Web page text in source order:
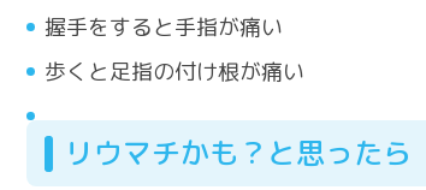
握手をすると手指が痛い
歩くと足指の付け根が痛い
リウマチかも？と思ったら